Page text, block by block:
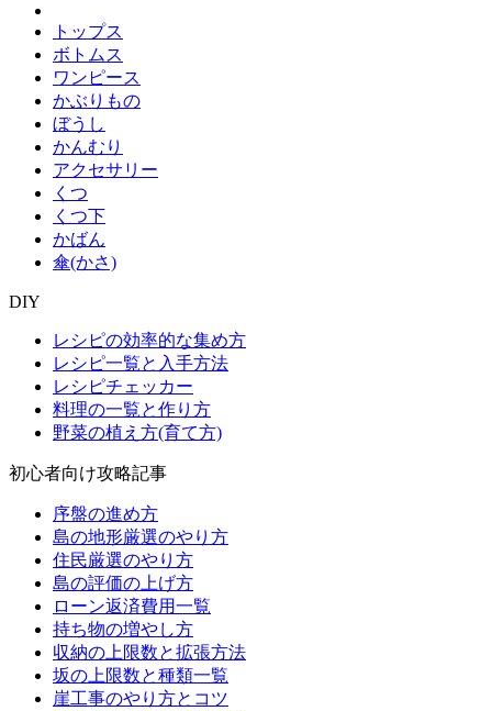
トップス
ボトムス
ワンピース
かぶりもの
ぼうし
かんむり
アクセサリー
くつ
くつ下
かばん
傘(かさ)
DIY
レシピの効率的な集め方
レシピ一覧と入手方法
レシピチェッカー
料理の一覧と作り方
野菜の植え方(育て方)
初心者向け攻略記事
序盤の進め方
島の地形厳選のやり方
住民厳選のやり方
島の評価の上げ方
ローン返済費用一覧
持ち物の増やし方
収納の上限数と拡張方法
坂の上限数と種類一覧
崖工事のやり方とコツ